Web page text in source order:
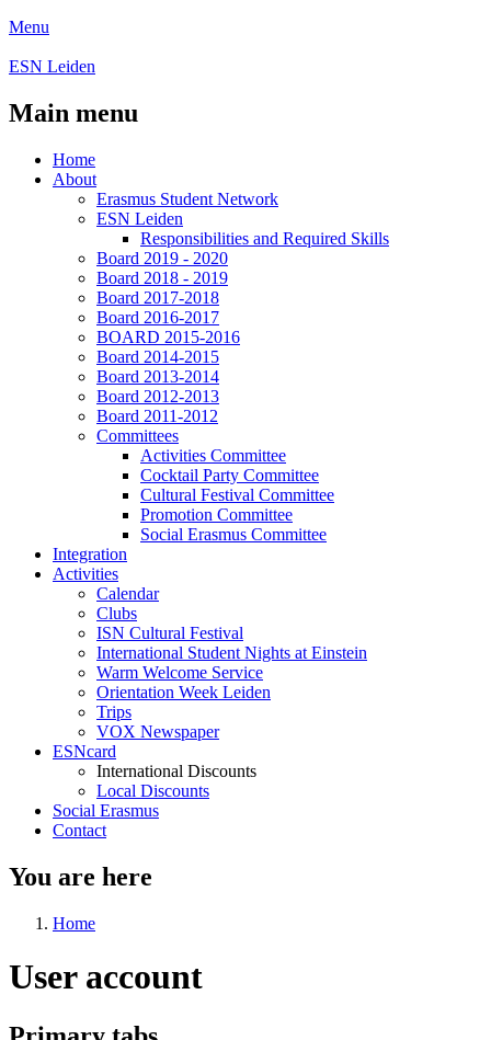
Menu
ESN Leiden
Main menu
Home
About
Erasmus Student Network
ESN Leiden
Responsibilities and Required Skills
Board 2019 - 2020
Board 2018 - 2019
Board 2017-2018
Board 2016-2017
BOARD 2015-2016
Board 2014-2015
Board 2013-2014
Board 2012-2013
Board 2011-2012
Committees
Activities Committee
Cocktail Party Committee
Cultural Festival Committee
Promotion Committee
Social Erasmus Committee
Integration
Activities
Calendar
Clubs
ISN Cultural Festival
International Student Nights at Einstein
Warm Welcome Service
Orientation Week Leiden
Trips
VOX Newspaper
ESNcard
International Discounts
Local Discounts
Social Erasmus
Contact
You are here
Home
User account